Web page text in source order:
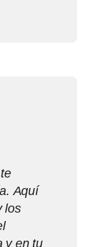
Aquí
los
y en tu